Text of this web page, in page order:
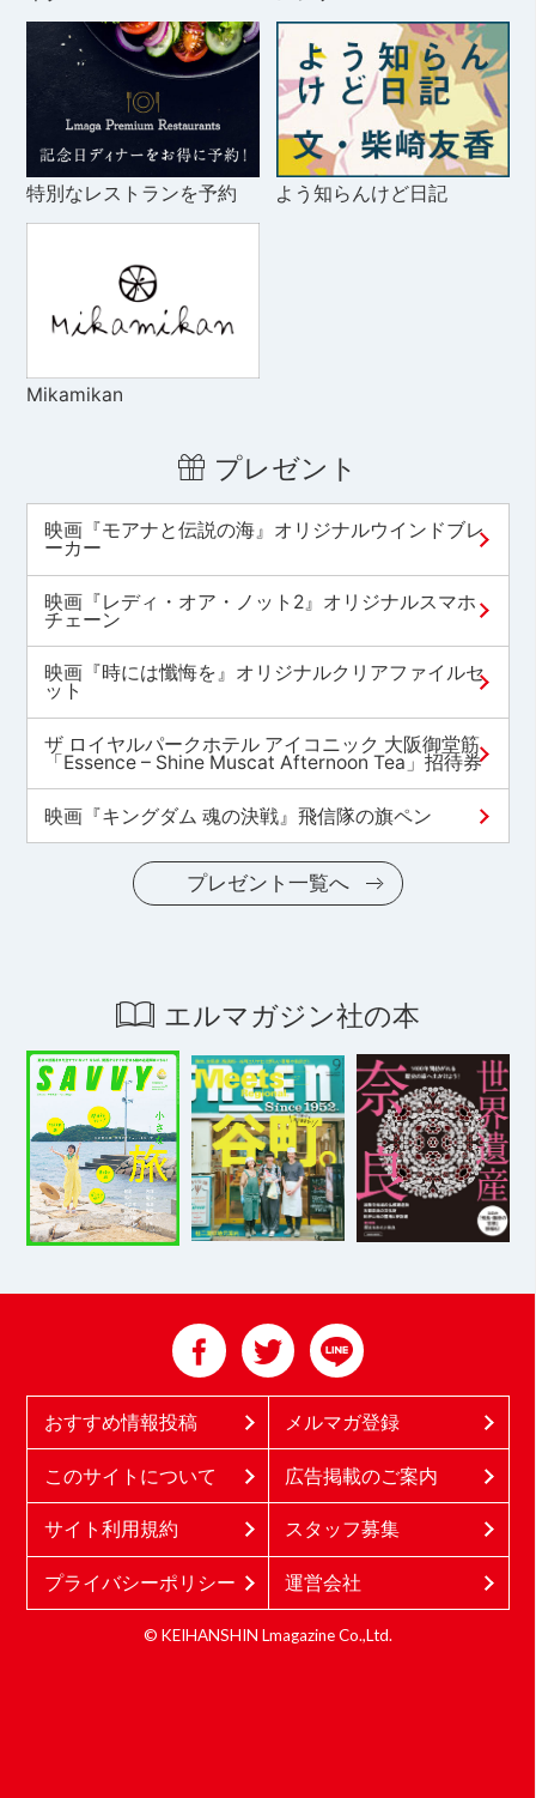
特別なレストランを予約 よう知らんけど日記
Mikamikan
プレゼント
映画『モアナと伝説の海』オリジナルウインドブレ
ーカー
映画『レディ・オア・ノット2』オリジナルスマホ
チェーン
映画『時には懺悔を』オリジナルクリアファイルセ
ット
ザ ロイヤルパークホテル アイコニック 大阪御堂筋
「Essence – Shine Muscat Afternoon Tea」招待券
映画『キングダム 魂の決戦』飛信隊の旗ペン
プレゼント一覧へ
エルマガジン社の本
おすすめ情報投稿 メルマガ登録
このサイトについて 広告掲載のご案内
サイト利用規約 スタッフ募集
プライバシーポリシー 運営会社
© KEIHANSHIN Lmagazine Co.,Ltd.